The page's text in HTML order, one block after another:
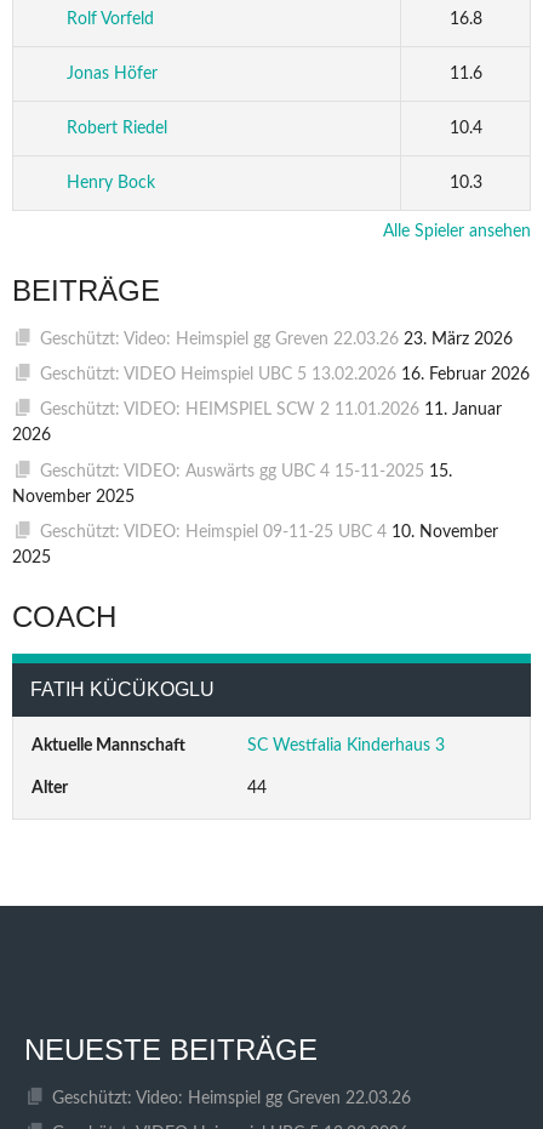
Rolf Vorfeld 16.8
Jonas Höfer 11.6
Robert Riedel 10.4
Henry Bock 10.3
Alle Spieler ansehen
BEITRÄGE
Geschützt: Video: Heimspiel gg Greven 22.03.26 23. März 2026
Geschützt: VIDEO Heimspiel UBC 5 13.02.2026 16. Februar 2026
Geschützt: VIDEO: HEIMSPIEL SCW 2 11.01.2026 11. Januar
2026
Geschützt: VIDEO: Auswärts gg UBC 4 15-11-2025 15.
November 2025
Geschützt: VIDEO: Heimspiel 09-11-25 UBC 4 10. November
2025
COACH
FATIH KÜCÜKOGLU
Aktuelle Mannschaft SC Westfalia Kinderhaus 3
Alter 44
NEUESTE BEITRÄGE
Geschützt: Video: Heimspiel gg Greven 22.03.26